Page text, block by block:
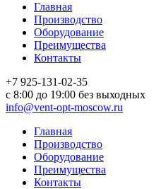
Главная
Производство
Оборудование
Преимущества
Контакты
+7 925-131-02-35
c 8:00 до 19:00 без выходных
info@vent-opt-moscow.ru
Главная
Производство
Оборудование
Преимущества
Контакты